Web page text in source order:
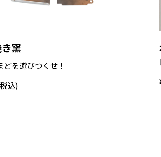
窯
どを遊びつくせ！
込)